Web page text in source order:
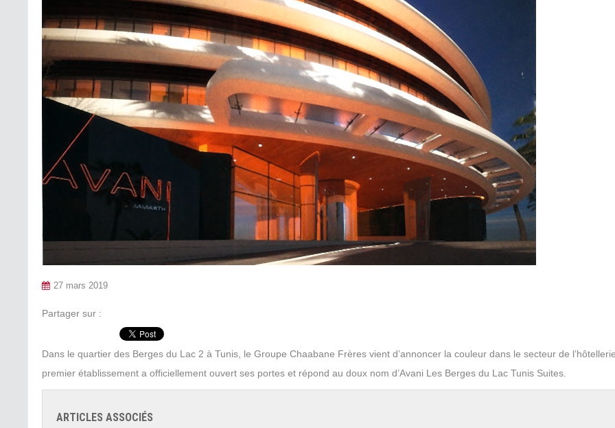
27 mars 2019
Partager sur :
Dans le quartier des Berges du Lac 2 à Tunis, le Groupe Chaabane Frères vient d’annoncer la couleur dans le secteur de
premier établissement a officiellement ouvert ses portes et répond au doux nom d’Avani Les Berges du Lac Tunis Suites.
ARTICLES ASSOCIÉS